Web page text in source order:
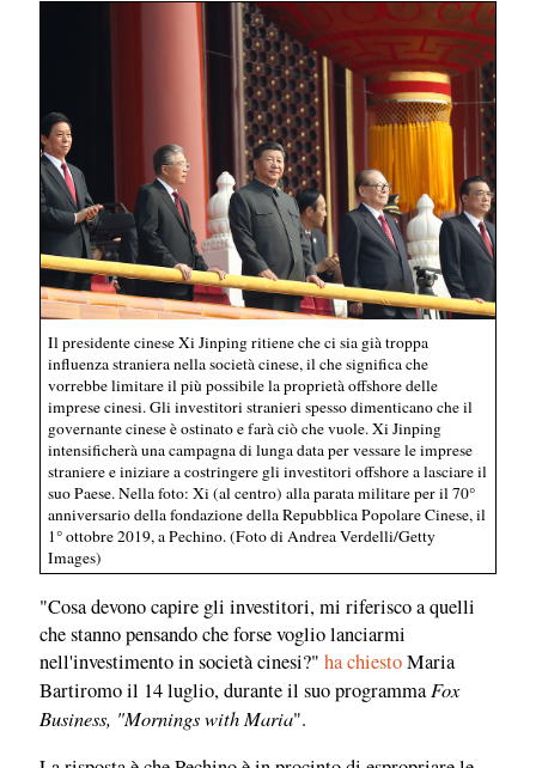
Il presidente cinese Xi Jinping ritiene che ci sia già troppa
influenza straniera nella società cinese, il che significa che
vorrebbe limitare il più possibile la proprietà offshore delle
imprese cinesi. Gli investitori stranieri spesso dimenticano che il
governante cinese è ostinato e farà ciò che vuole. Xi Jinping
intensificherà una campagna di lunga data per vessare le imprese
straniere e iniziare a costringere gli investitori offshore a lasciare il
suo Paese. Nella foto: Xi (al centro) alla parata militare per il 70°
anniversario della fondazione della Repubblica Popolare Cinese, il
1° ottobre 2019, a Pechino. (Foto di Andrea Verdelli/Getty
Images)
"Cosa devono capire gli investitori, mi riferisco a quelli
che stanno pensando che forse voglio lanciarmi
nell'investimento in società cinesi?" ha chiestoMaria
Bartiromo il 14 luglio, durante il suo programmaFox
Business, "Mornings with Maria".